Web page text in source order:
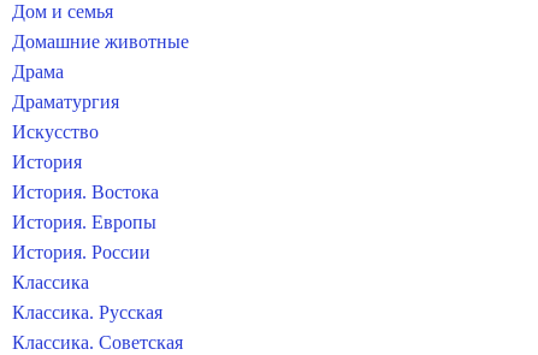
Дом и семья
Домашние животные
Драма
Драматургия
Искусство
История
История. Востока
История. Европы
История. России
Классика
Классика. Русская
Классика. Советская